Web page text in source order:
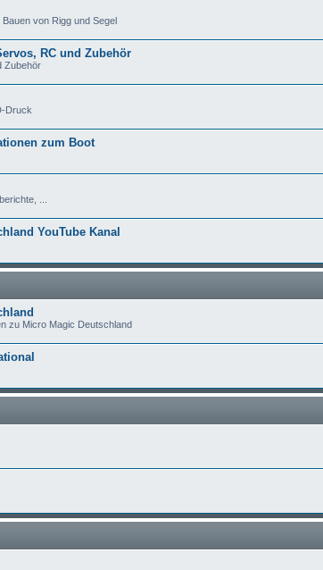
von Rigg und Segel
RC und Zubehör
Zubehör
Druck
zum Boot
...
YouTube Kanal
zu Micro Magic Deutschland